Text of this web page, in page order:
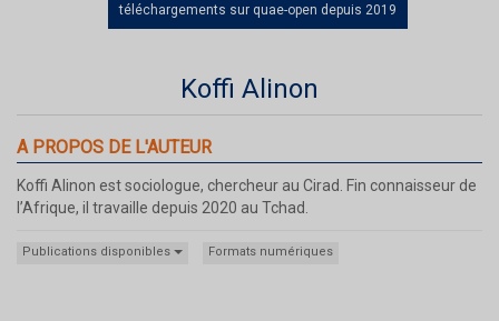
téléchargements sur quae-open depuis 2019
Koffi Alinon
A PROPOS DE L'AUTEUR
Koffi Alinon est sociologue, chercheur au Cirad. Fin connaisseur de
l’Afrique, il travaille depuis 2020 au Tchad.
Publications disponibles Formats numériques